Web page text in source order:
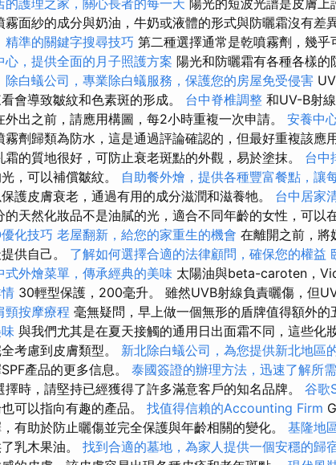
霧面紗的成分與奶油，牛奶或液體的形式與防曬霜沒有差
精準的關鍵字搜尋技巧 第二種選擇通常是乾噴霧劑，幾
心，提供全面的月子照護方案 陽光和防曬霜有各種各樣
除白蟻公司，專業除白蟻服務，保護您的房屋免受侵害
會導致皺紋和色素斑的形成。 台中脊椎調整 和UV-B射
出之前，請應用構圖，每2小時重複一次申請。 安養中
劑歸類為防水，這是通過評論確認的，但最好重複該應
霜的質地很好，可防止衰老斑點的外觀，易於塗抹。 台中
，可以補償皺紋。 自助餐外燴，提供各種豐富餐點，讓
護皮膚衰老，通過有用的成分滋潤和滋養牠。 台中居家
的天然化妝品不是油膩的光，適合不同年齡的女性，可以
化技巧 老屋翻新，給您的家重生的機會 在離開之前，將
供自己。 了解如何選擇合適的法律顧問，確保您的權益
式外燴菜單，傳承經典的美味 太陽油與beta-caroten，
30輕型保護，200毫升。 雖然UVB射線負責曬傷，但
頸按摩療程 毫無疑問，早上做一個無形的盾牌值得額外的
與我們尤其是在夏天接觸的通用日出面霜不同，這些化
考慮到皮膚類型。 新北除白蟻公司，為您提供新北地區
產品的更多信息。 泰國簽證的辦理方法，迅速了解所
擇時，請堅持已經獲得了許多滿意客戶的知名品牌。 谷歌
可以指向有趣的產品。 找值得信賴的Accounting Firm
有助於防止曬傷並完全保護與年齡相關的變化。 基隆地
乳木果油。 找到合適的墓地，為家人提供一個安穩的歸